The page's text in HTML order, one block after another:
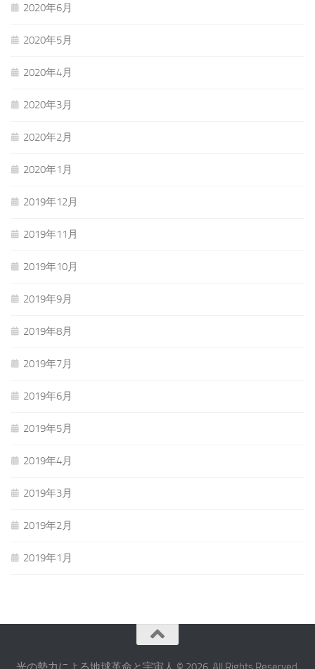
2020年6月
2020年5月
2020年4月
2020年3月
2020年2月
2020年1月
2019年12月
2019年11月
2019年10月
2019年9月
2019年8月
2019年7月
2019年6月
2019年5月
2019年4月
2019年3月
2019年2月
2019年1月